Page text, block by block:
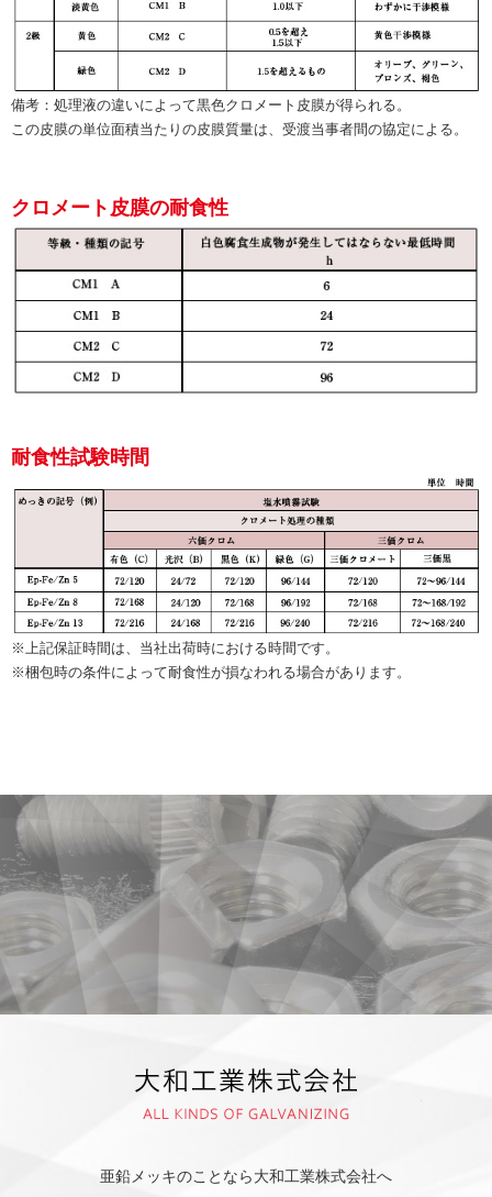
備考：処理液の違いによって黒色クロメート皮膜が得られる。
この皮膜の単位面積当たりの皮膜質量は、受渡当事者間の協定による。
クロメート皮膜の耐食性
耐食性試験時間
※上記保証時間は、当社出荷時における時間です。
※梱包時の条件によって耐食性が損なわれる場合があります。
亜鉛メッキのことなら大和工業株式会社へ